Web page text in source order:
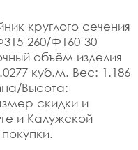
круглого сечения
260/Ф160-30
объём изделия
куб.м. Вес: 1.186
Высота:
скидки и
и Калужской